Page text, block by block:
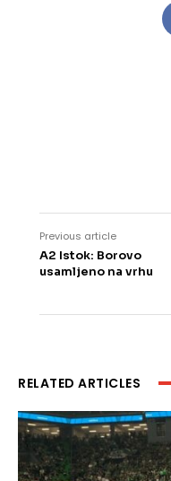
Previous article
A2 Istok: Borovo
usamljeno na vrhu
RELATED ARTICLES